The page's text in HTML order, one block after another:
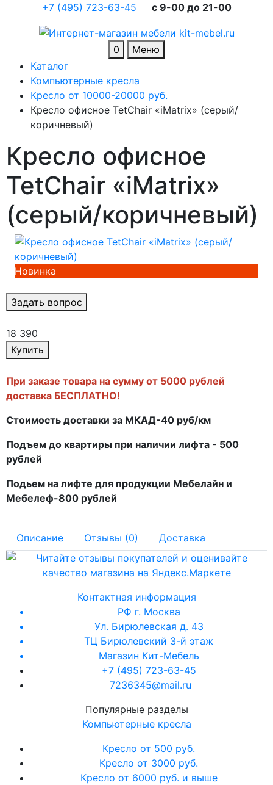
+7 (495) 723-63-45 c 9-00 до 21-00
0
Меню
Каталог
Компьютерные кресла
Кресло от 10000-20000 руб.
Кресло офисное TetChair «iMatrix» (серый/
коричневый)
Кресло офисное
TetChair «iMatrix»
(серый/коричневый)
Новинка
Задать вопрос
18 390
Купить
При заказе товара на сумму от 5000 рублей
доставка БЕСПЛАТНО!
Стоимость доставки за МКАД-40 руб/км
Подъем до квартиры при наличии лифта - 500
рублей
Подьем на лифте для продукции Мебелайн и
Мебелеф-800 рублей
Описание Отзывы (0) Доставка
Контактная информация
РФ г. Москва
Ул. Бирюлевская д. 43
ТЦ Бирюлевский 3-й этаж
Магазин Кит-Мебель
+7 (495) 723-63-45
7236345@mail.ru
Популярные разделы
Компьютерные кресла
Кресло от 500 руб.
Кресло от 3000 руб.
Кресло от 6000 руб. и выше